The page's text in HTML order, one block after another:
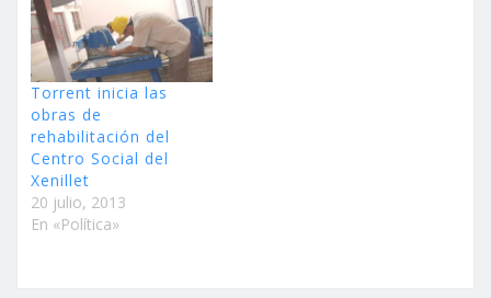
Torrent inicia las
obras de
rehabilitación del
Centro Social del
Xenillet
20 julio, 2013
En «Política»